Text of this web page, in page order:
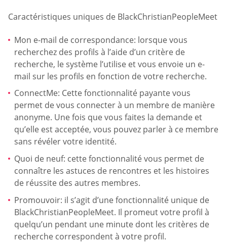
Caractéristiques uniques de BlackChristianPeopleMeet
Mon e-mail de correspondance: lorsque vous
recherchez des profils à l’aide d’un critère de
recherche, le système l’utilise et vous envoie un e-
mail sur les profils en fonction de votre recherche.
ConnectMe: Cette fonctionnalité payante vous
permet de vous connecter à un membre de manière
anonyme. Une fois que vous faites la demande et
qu’elle est acceptée, vous pouvez parler à ce membre
sans révéler votre identité.
Quoi de neuf: cette fonctionnalité vous permet de
connaître les astuces de rencontres et les histoires
de réussite des autres membres.
Promouvoir: il s’agit d’une fonctionnalité unique de
BlackChristianPeopleMeet. Il promeut votre profil à
quelqu’un pendant une minute dont les critères de
recherche correspondent à votre profil.